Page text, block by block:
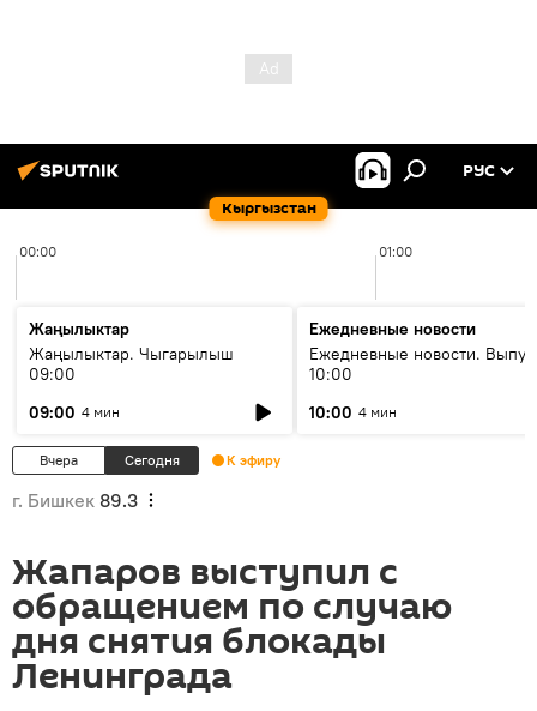
Кыргызстан
РУС
00:00 01:00
Жаңылыктар
Жаңылыктар. Чыгарылыш
09:00
09:00 4 мин
Ежедневные новости
Ежедневные новости.
10:00
10:00 4 мин
Вчера Сегодня К эфиру
г. Бишкек 89.3
Жапаров выступил с
обращением по случаю
дня снятия блокады
Ленинграда